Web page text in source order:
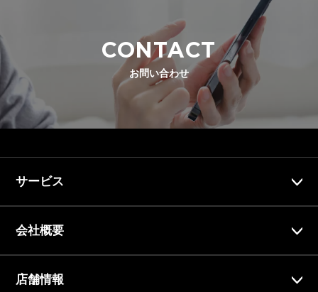
CONTACT
お問い合わせ
サービス
会社概要
店舗情報